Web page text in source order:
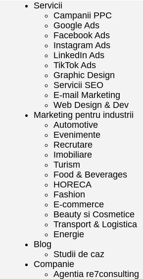
Servicii
Campanii PPC
Google Ads
Facebook Ads
Instagram Ads
LinkedIn Ads
TikTok Ads
Graphic Design
Servicii SEO
E-mail Marketing
Web Design & Dev
Marketing pentru industrii
Automotive
Evenimente
Recrutare
Imobiliare
Turism
Food & Beverages
HORECA
Fashion
E-commerce
Beauty si Cosmetice
Transport & Logistica
Energie
Blog
Studii de caz
Companie
Agentia re7consulting